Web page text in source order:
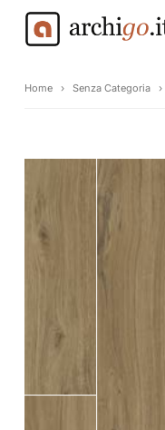
contentHome › Senza Categoria ›